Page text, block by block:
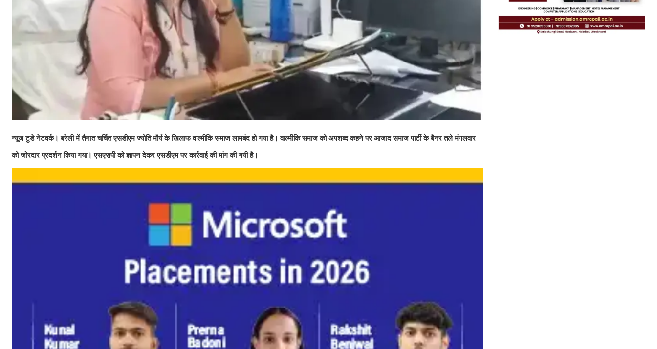
न्यूज टुडे नेटवर्क।बरेली में तैनात चर्चित एसडीएम ज्योति मौर्य के खिलाफ वाल्मीकि समाज लामबंद हो गया है। वाल्मीकि समाज को अपशब्द कहने पर आजाद समाज पार्टी के बैनर तले मंगलवार
को जोरदार प्रदर्शन किया गया। एसएसपी को ज्ञापन देकर एसडीएम पर कार्रवाई की मांग की गयी है।